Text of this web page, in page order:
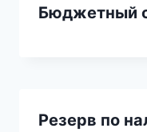
Бюджетный
Резерв по